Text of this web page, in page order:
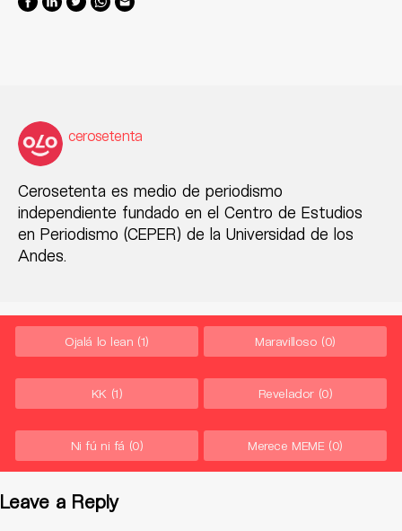
cerosetenta
Cerosetenta es medio de periodismo
independiente fundado en el Centro de Estudios
en Periodismo (CEPER) de la Universidad de los
Andes.
Ojalá lo lean (1) Maravilloso (0)
KK (1) Revelador (0)
Ni fú ni fá (0) Merece MEME (0)
Leave a Reply